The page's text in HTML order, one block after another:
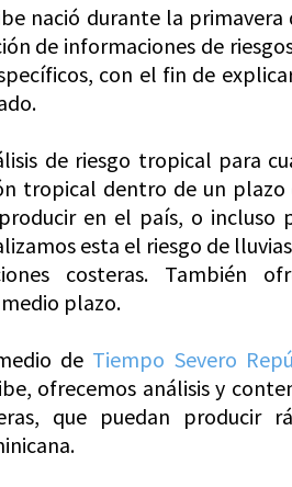
nació durante la
de informaciones de
con el fin de
de riesgo tropical para
tropical dentro de un
en el país, o incluso
esta el riesgo de
costeras. También
plazo.
de Tiempo Severo
ofrecemos análisis y
que puedan producir